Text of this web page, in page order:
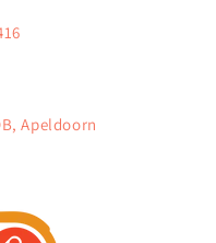
Apeldoorn